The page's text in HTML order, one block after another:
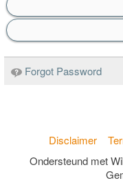
Forgot Password
Disclaimer
Ondersteund met